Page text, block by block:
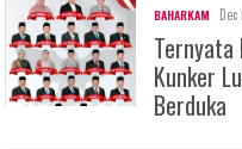
BAHARKAM
Ternyata
Kunker
Berduka